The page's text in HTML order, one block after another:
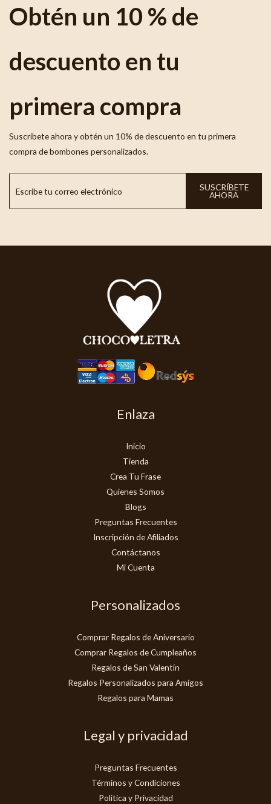
Obtén un 10 % de
descuento en tu
primera compra
Suscríbete ahora y obtén un 10% de descuento en tu primera
compra de bombones personalizados.
SUSCRÍBETE
AHORA
Enlaza
Inicio
Tienda
Crea Tu Frase
Quienes Somos
Blogs
Preguntas Frecuentes
Inscripción de Afiliados
Contáctanos
Mi Cuenta
Personalizados
Comprar Regalos de Aniversario
Comprar Regalos de Cumpleaños
Regalos de San Valentín
Regalos Personalizados para Amigos
Regalos para Mamas
Legal y privacidad
Preguntas Frecuentes
Términos y Condiciones
Politica y Privacidad